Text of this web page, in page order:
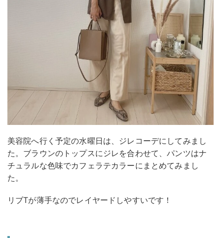
美容院へ行く予定の水曜日は、ジレコーデにしてみまし
た。ブラウンのトップスにジレを合わせて、パンツはナ
チュラルな色味でカフェラテカラーにまとめてみまし
た。
リブTが薄手なのでレイヤードしやすいです！